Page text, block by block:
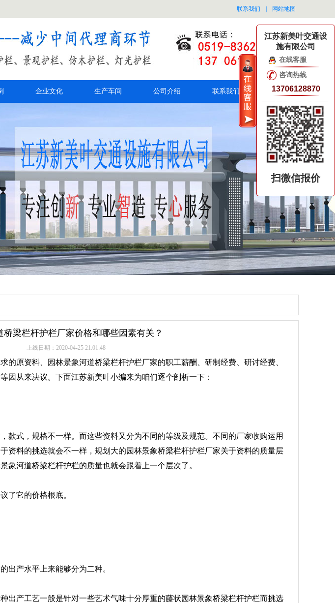
联系我们 网站地图
企业文化 生产车间 公司介绍 联系我们
桥梁栏杆护栏厂家价格和哪些因素有关？
上线日期：2020-04-25 21:01:48
的原资料、园林景象河道桥梁栏杆护栏厂家的职工薪酬、研制经费、研讨经费、
因从来决议。下面江苏新美叶小编来为咱们逐个剖析一下：
款式，规格不一样。而这些资料又分为不同的等级及规范。不同的厂家收购运用
资料的挑选就会不一样，规划大的园林景象桥梁栏杆护栏厂家关于资料的质量层
象河道桥梁栏杆护栏的质量也就会跟着上一个层次了。
了它的价格根底。
出产水平上来能够分为二种。
出产工艺一般是针对一些艺术气味十分厚重的藤状园林景象桥梁栏杆护栏而挑选
江苏新美叶交通设
施有限公司
在线客服
咨询热线
13706128870
扫微信报价